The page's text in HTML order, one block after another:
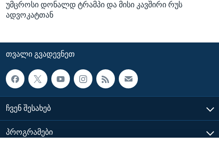
უმცროსი დონალდ ტრამპი და მისი კავშირი რუს
ადვოკატთან
ᲗᲕᲐᲚᲘ ᲒᲕᲐᲓᲔᲕᲜᲔᲗ
ᲩᲕᲔᲜ ᲨᲔᲡᲐᲮᲔᲑ
ᲞᲠᲝᲒᲠᲐᲛᲔᲑᲘ